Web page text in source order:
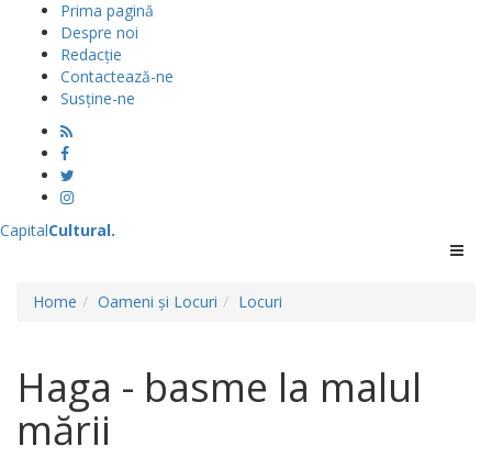
Prima pagină
Despre noi
Redacție
Contactează-ne
Susține-ne
Menu
CapitalCultural.
Home Oameni și Locuri Locuri
Haga - basme la malul
mării